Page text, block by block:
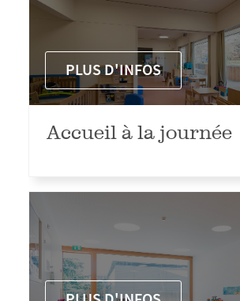
PLUS D'INFOS
Accueil à la journée